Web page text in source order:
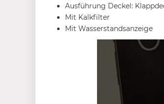
Ausführung Deckel:
Mit Kalkfilter
Mit Wasserstandsanzeige